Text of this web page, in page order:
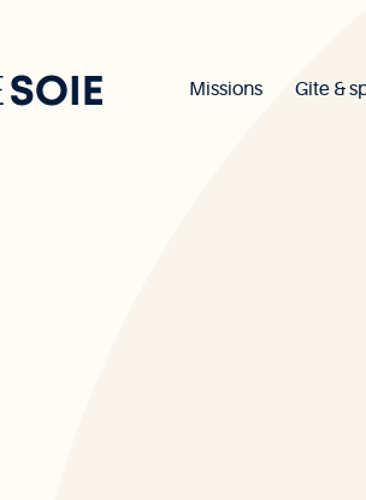
Missions
Gîte &